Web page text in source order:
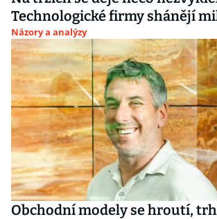
Technologické firmy shánějí
Názory a analýzy
Obchodní modely se hroutí,